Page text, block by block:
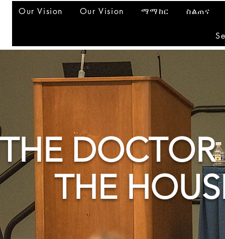
Our Vision Our Vision ማማከር ስልጠና
THE DOCTOR
THE